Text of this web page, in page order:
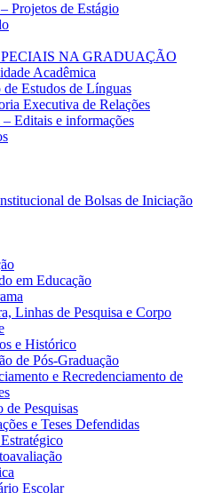
Projetos de Estágio
NA GRADUAÇÃO
Acadêmica
Estudos de Línguas
Executiva de Relações
Editais e informações
de Bolsas de Iniciação
em Educação
Linhas de Pesquisa e Corpo
e Histórico
de Pós-Graduação
e Recredenciamento de
de Pesquisas
e Teses Defendidas
Escolar